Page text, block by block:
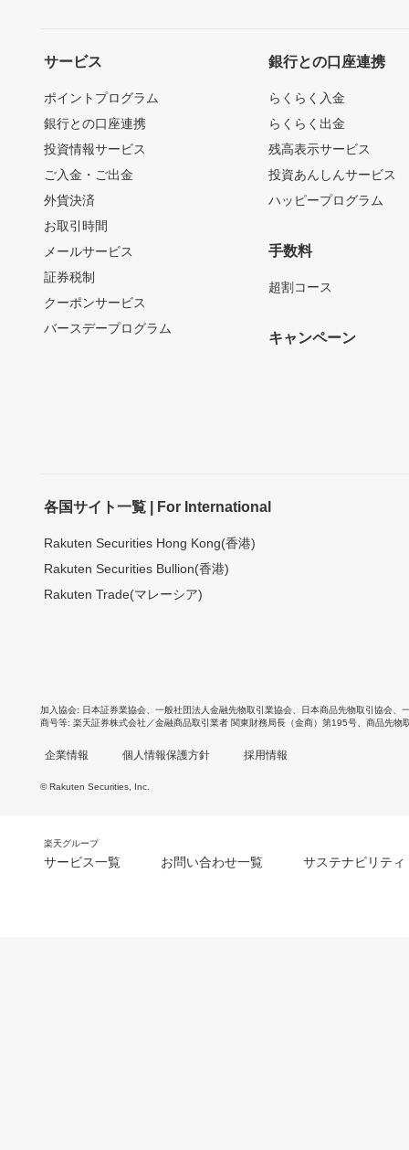
サービス
ポイントプログラム
銀行との口座連携
投資情報サービス
ご入金・ご出金
外貨決済
お取引時間
メールサービス
証券税制
クーポンサービス
バースデープログラム
銀行との口座連携
らくらく入金
らくらく出金
残高表示サービス
投資あんしんサービス
ハッピープログラム
手数料
超割コース
キャンペーン
各国サイト一覧 | For International
Rakuten Securities Hong Kong(香港)
Rakuten Securities Bullion(香港)
Rakuten Trade(マレーシア)
加入協会 日本証券業協会 一般社団法人金融先物取引業協会 日本商品先物取引協会
商号等 楽天証券株式会社／金融商品取引業者 関東財務局長（金商）第195号、商品先物
企業情報 個人情報保護方針 採用情報
© Rakuten Securities, Inc.
楽天グループ
サービス一覧 お問い合わせ一覧 サステナビリティ